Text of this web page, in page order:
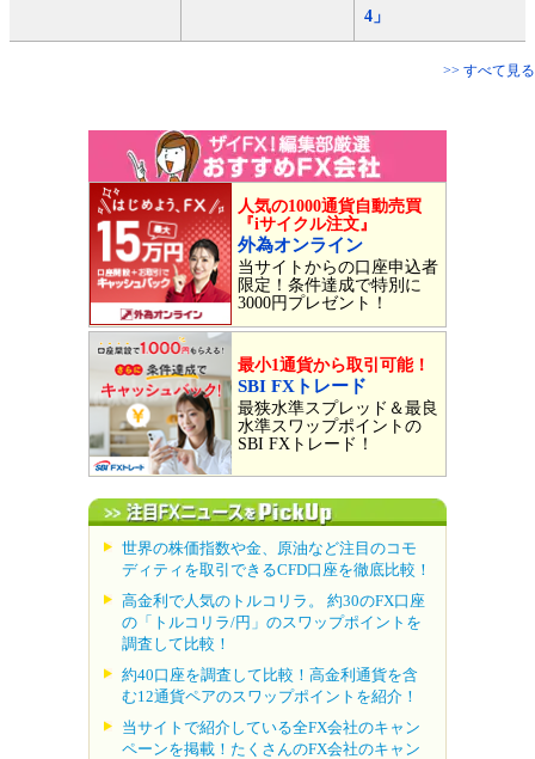
4」
>> すべて見る
人気の1000通貨自動売買
『iサイクル注文』
外為オンライン
当サイトからの口座申込者
限定！条件達成で特別に
3000円プレゼント！
最小1通貨から取引可能！
SBI FXトレード
最狭水準スプレッド＆最良
水準スワップポイントの
SBI FXトレード！
世界の株価指数や金、原油など注目のコモ
ディティを取引できるCFD口座を徹底比較！
高金利で人気のトルコリラ。 約30のFX口座
の「トルコリラ/円」のスワップポイントを
調査して比較！
約40口座を調査して比較！高金利通貨を含
む12通貨ペアのスワップポイントを紹介！
当サイトで紹介している全FX会社のキャン
ペーンを掲載！たくさんのFX会社のキャン